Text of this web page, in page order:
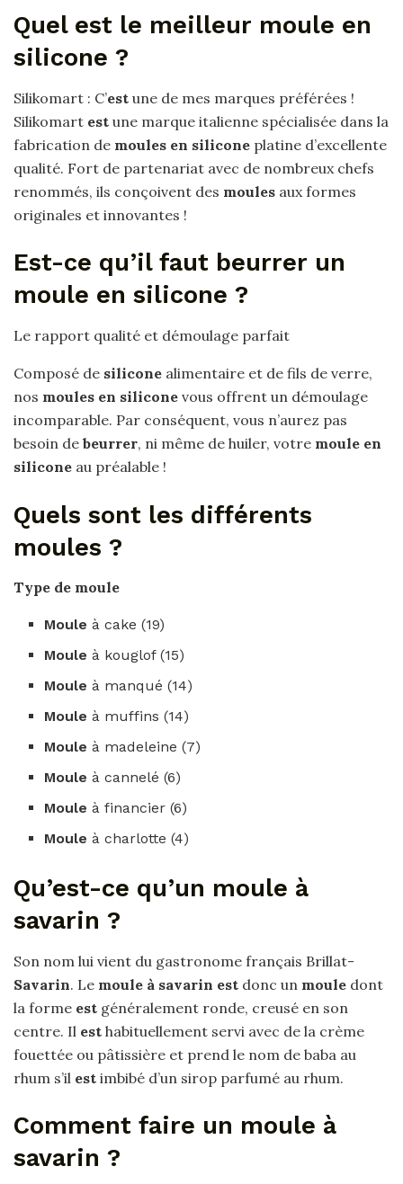
Quel est le meilleur moule en
silicone ?
Silikomart : C’est une de mes marques préférées !
Silikomart est une marque italienne spécialisée dans la
fabrication de moules en silicone platine d’excellente
qualité. Fort de partenariat avec de nombreux chefs
renommés, ils conçoivent des moules aux formes
originales et innovantes !
Est-ce qu’il faut beurrer un
moule en silicone ?
Le rapport qualité et démoulage parfait
Composé de silicone alimentaire et de fils de verre,
nos moules en silicone vous offrent un démoulage
incomparable. Par conséquent, vous n’aurez pas
besoin de beurrer, ni même de huiler, votre moule en
silicone au préalable !
Quels sont les différents
moules ?
Type de moule
Mouleà cake (19)
Mouleà kouglof (15)
Mouleà manqué (14)
Mouleà muffins (14)
Mouleà madeleine (7)
Mouleà cannelé (6)
Mouleà financier (6)
Mouleà charlotte (4)
Qu’est-ce qu’un moule à
savarin ?
Son nom lui vient du gastronome français Brillat-
Savarin. Le moule à savarin est donc un moule dont
la forme est généralement ronde, creusé en son
centre. Il est habituellement servi avec de la crème
fouettée ou pâtissière et prend le nom de baba au
rhum s’il est imbibé d’un sirop parfumé au rhum.
Comment faire un moule à
savarin ?